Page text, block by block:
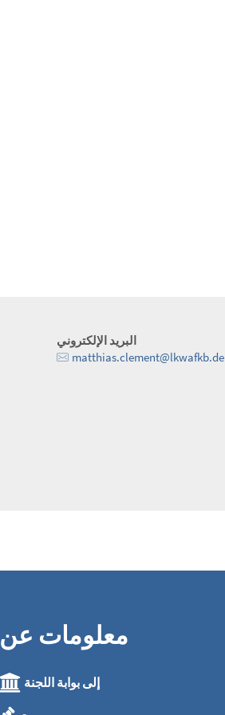
البريد الإلكتروني
matthias.clement@lkwafkb.de
معلومات عن
إلى بوابة اللجنة